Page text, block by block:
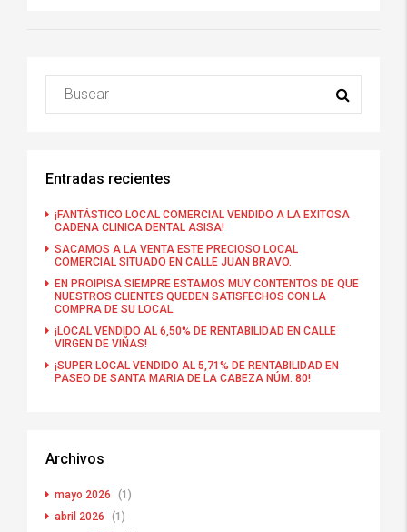
Entradas recientes
¡FANTÁSTICO LOCAL COMERCIAL VENDIDO A LA EXITOSA
CADENA CLINICA DENTAL ASISA!
SACAMOS A LA VENTA ESTE PRECIOSO LOCAL
COMERCIAL SITUADO EN CALLE JUAN BRAVO.
EN PROIPISA SIEMPRE ESTAMOS MUY CONTENTOS DE QUE
NUESTROS CLIENTES QUEDEN SATISFECHOS CON LA
COMPRA DE SU LOCAL.
¡LOCAL VENDIDO AL 6,50% DE RENTABILIDAD EN CALLE
VIRGEN DE VIÑAS!
¡SUPER LOCAL VENDIDO AL 5,71% DE RENTABILIDAD EN
PASEO DE SANTA MARIA DE LA CABEZA NÚM. 80!
Archivos
mayo 2026
(1)
abril 2026
(1)